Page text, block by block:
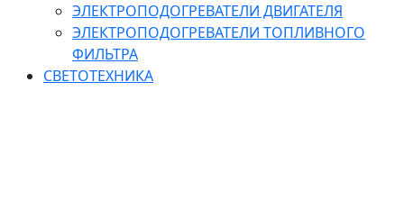
ЭЛЕКТРОПОДОГРЕВАТЕЛИ ДВИГАТЕЛЯ
ЭЛЕКТРОПОДОГРЕВАТЕЛИ ТОПЛИВНОГО
ФИЛЬТРА
СВЕТОТЕХНИКА